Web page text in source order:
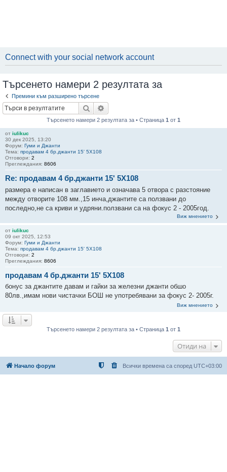
Connect with your social network account
Търсенето намери 2 резултата за
Премини към разширено търсене
Търсене
Търсенето намери 2 резултата за • Страница 1 от 1
от iulikuc
30 дек 2025, 13:20
Форум: Гуми и Джанти
Тема: продавам 4 бр.джанти 15' 5Х108
Отговори: 2
Преглеждания: 8606
Re: продавам 4 бр.джанти 15' 5Х108
размера е написан в заглавието и означава 5 отвора с разстояние
между отворите 108 мм.,15 инча,джантите са ползвани до
последно,не са криви и удряни.ползвани са на фокус 2 - 2005год.
Виж мнението
от iulikuc
09 окт 2025, 12:53
Форум: Гуми и Джанти
Тема: продавам 4 бр.джанти 15' 5Х108
Отговори: 2
Преглеждания: 8606
продавам 4 бр.джанти 15' 5Х108
бонус за джантите давам и гайки за железни джанти обшо
80лв.,имам нови чистачки БОШ не употребявани за фокус 2- 2005г.
Виж мнението
Търсенето намери 2 резултата за • Страница 1 от 1
Отиди на
Начало форум Всички времена са според UTC+03:00